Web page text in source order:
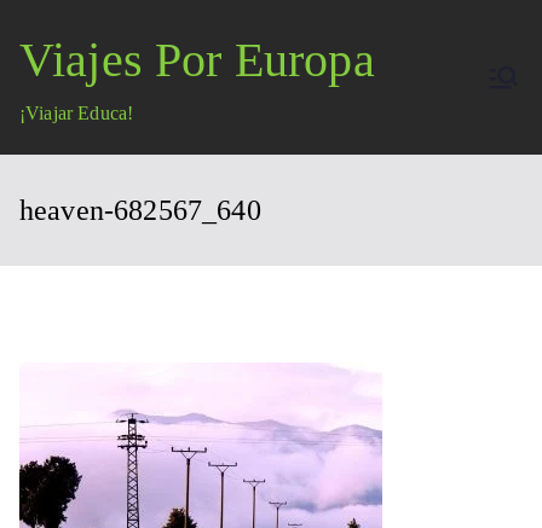
contenido
Viajes Por Europa
¡Viajar Educa!
heaven-682567_640